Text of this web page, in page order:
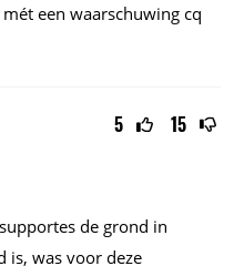
een waarschuwing cq
5 15
de grond in
is, was voor deze